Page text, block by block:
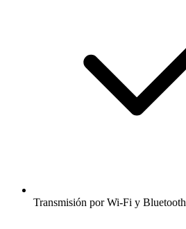
Transmisión por Wi-Fi y Bluetooth